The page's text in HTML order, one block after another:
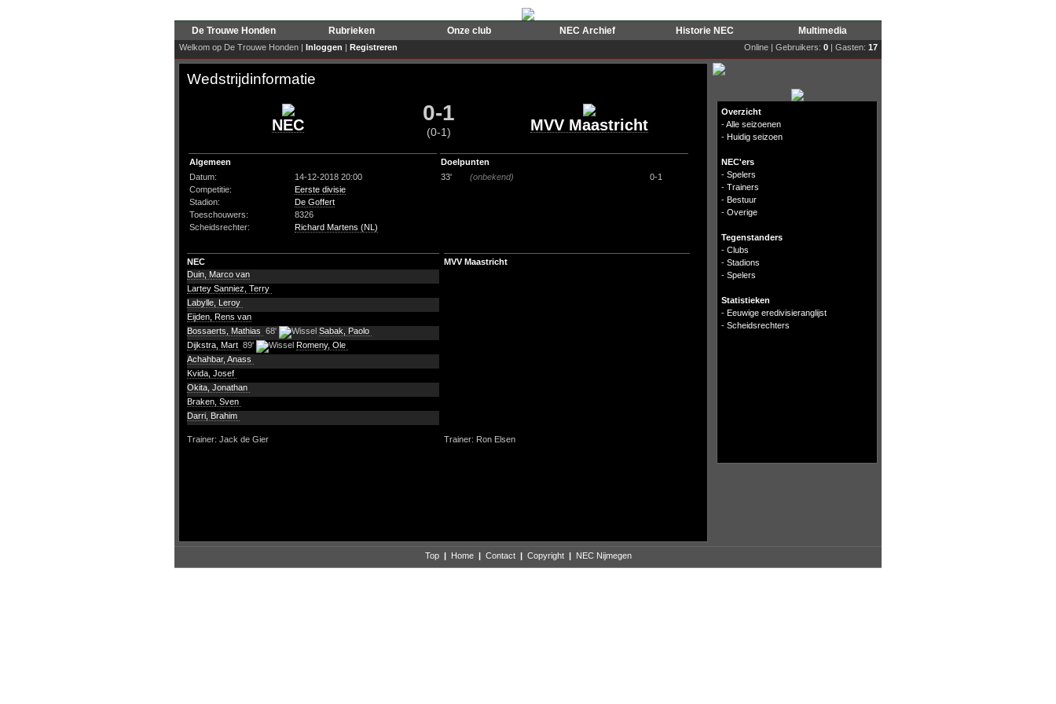
De Trouwe Honden Rubrieken Onze club NEC Archief Historie NEC Multimedia
Welkom op De Trouwe Honden | Inloggen | Registreren Online | Gebruikers: 0 | Gasten: 17
Wedstrijdinformatie
NEC 0-1
(0-1) MVV Maastricht
Algemeen
Datum:
14-12-2018 20:00
Competitie:
Eerste divisie
Stadion:
De Goffert
Toeschouwers:
8326
Scheidsrechter:
Richard Martens (NL)
Doelpunten
33'
(onbekend) 0-1
NEC
MVV Maastricht
Duin, Marco van
Lartey Sanniez, Terry
Labylle, Leroy
Eijden, Rens van
Bossaerts, Mathias 68'
Sabak, Paolo
Dijkstra, Mart 89'
Romeny, Ole
Achahbar, Anass
Kvida, Josef
Okita, Jonathan
Braken, Sven
Darri, Brahim
Trainer: Jack de Gier Trainer: Ron Elsen
Overzicht
-Alle seizoenen
- Huidig seizoen
NEC'ers
- Spelers
- Trainers
- Bestuur
- Overige
Tegenstanders
- Clubs
- Stadions
- Spelers
Statistieken
- Eeuwige eredivisieranglijst
- Scheidsrechters
Top | Home | Contact | Copyright | NEC Nijmegen